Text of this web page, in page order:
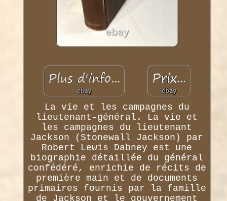
La vie et les campagnes du
lieutenant-général. La vie et
les campagnes du lieutenant
Jackson (Stonewall Jackson) par
Robert Lewis Dabney est une
biographie détaillée du général
confédéré, enrichie de récits de
première main et de documents
primaires fournis par la famille
de Jackson et le gouvernement